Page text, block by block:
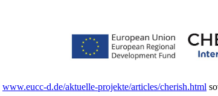
www.eucc-d.de/aktuelle-projekte/articles/cherish.html